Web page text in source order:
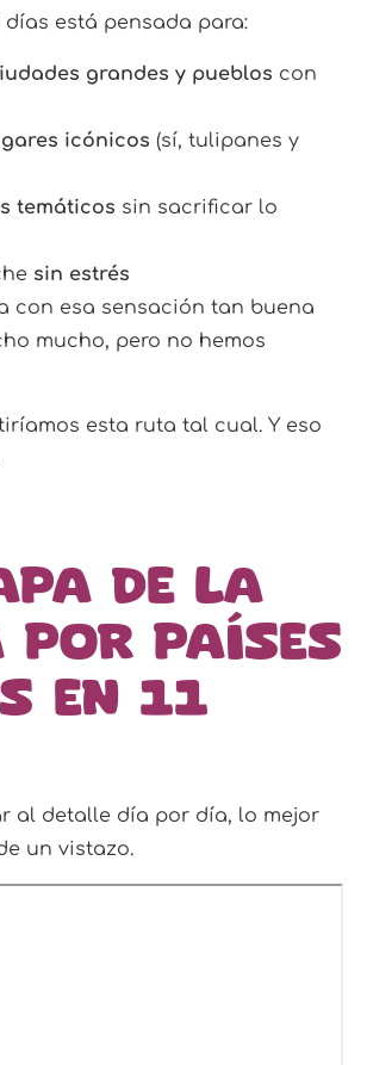
días está pensada para:
grandes y pueblos con
icónicos (sí, tulipanes y
temáticos sin sacrificar lo
sin estrés
con esa sensación tan buena
mucho, pero no hemos
esta ruta tal cual. Y eso
de la
Países
en 11
al detalle día por día, lo mejor
un vistazo.